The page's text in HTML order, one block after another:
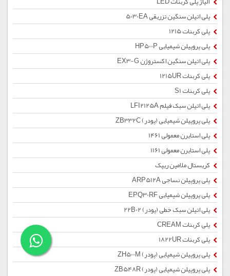
پلی اتیلن سنگین تزریقی 5030EA
پلی کربنات 1215
پلی پروپیلن شیمیایی HP500P
پلی اتیلن سنگین اکستروژن EX3-G
پلی کربنات 1215UR
پلی کربنات S1
پلی اتیلن سبک فیلم LFI2125A
پلی پروپیلن شیمیایی (پودر) ZB332C
پلی استایرن معمولی 1461
پلی استایرن معمولی 1161
کریستال ملامین ریپک
پلی پروپیلن نساجی ARP512A
پلی پروپیلن شیمیایی EPQ30RF
پلی اتیلن سبک خطی (پودر) 22B02
پلی کربنات CREAM
پلی کربنات 1822UR
پلی پروپیلن شیمیایی (پودر) ZH500M
پلی پروپیلن شیمیایی (پودر) ZB548R